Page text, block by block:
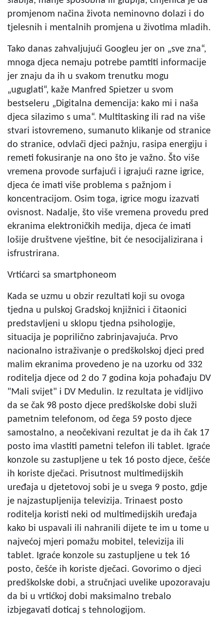
promjenom načina života neminovno dolazi i do
tjelesnih i mentalnih promjena u životima mladih.
Tako danas zahvaljujući Googleu jer on „sve zna“,
mnoga djeca nemaju potrebe pamtiti informacije
jer znaju da ih u svakom trenutku mogu
„uguglati“, kaže Manfred Spietzer u svom
bestseleru „Digitalna demencija: kako mi i naša
djeca silazimo s uma“. Multitasking ili rad na više
stvari istovremeno, sumanuto klikanje od stranice
do stranice, odvlači djeci pažnju, rasipa energiju i
remeti fokusiranje na ono što je važno. Što više
vremena provode surfajući i igrajući razne igrice,
djeca će imati više problema s pažnjom i
koncentracijom. Osim toga, igrice mogu izazvati
ovisnost. Nadalje, što više vremena provedu pred
ekranima elektroničkih medija, djeca će imati
lošije društvene vještine, bit će nesocijalizirana i
isfrustrirana.
Vrtićarci sa smartphoneom
Kada se uzmu u obzir rezultati koji su ovoga
tjedna u pulskoj Gradskoj knjižnici i čitaonici
predstavljeni u sklopu tjedna psihologije,
situacija je poprilično zabrinjavajuća. Prvo
nacionalno istraživanje o predškolskoj djeci pred
malim ekranima provedeno je na uzorku od 332
roditelja djece od 2 do 7 godina koja pohađaju DV
"Mali svijet" i DV Medulin. Iz rezultata je vidljivo
da se čak 98 posto djece predškolske dobi služi
pametnim telefonom, od čega 59 posto djece
samostalno, a neočekivani rezultat je da ih čak 17
posto ima vlastiti pametni telefon ili tablet. Igraće
konzole su zastupljene u tek 16 posto djece, češće
ih koriste dječaci. Prisutnost multimedijskih
uređaja u djetetovoj sobi je u svega 9 posto, gdje
je najzastupljenija televizija. Trinaest posto
roditelja koristi neki od multimedijskih uređaja
kako bi uspavali ili nahranili dijete te im u tome u
najvećoj mjeri pomažu mobitel, televizija ili
tablet. Igraće konzole su zastupljene u tek 16
posto, češće ih koriste dječaci. Govorimo o djeci
predškolske dobi, a stručnjaci uvelike upozoravaju
da bi u vrtićkoj dobi maksimalno trebalo
izbjegavati doticaj s tehnologijom.